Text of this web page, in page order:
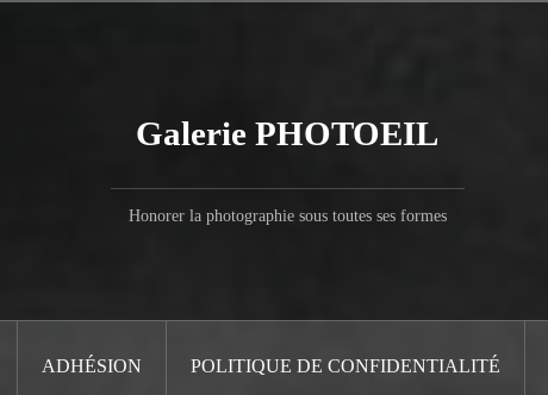
Galerie PHOTOEIL
Honorer la photographie sous toutes ses formes
ADHÉSION POLITIQUE DE CONFIDENTIALITÉ